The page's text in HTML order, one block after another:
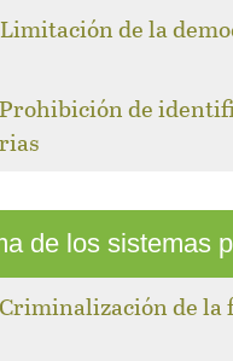
Limitación de la
Prohibición de
de los sistemas
Criminalización de la